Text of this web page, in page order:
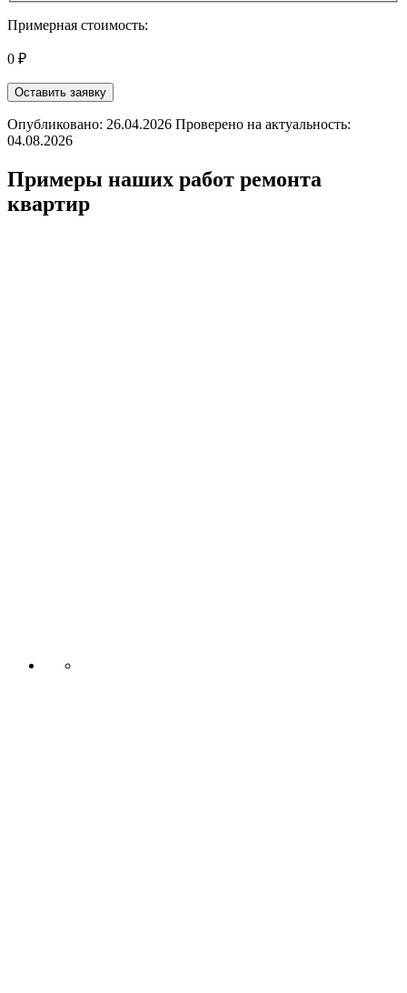
Примерная стоимость:
0 ₽
Оставить заявку
Опубликовано: 26.04.2026 Проверено на актуальность:
04.08.2026
Примеры наших работ ремонта
квартир